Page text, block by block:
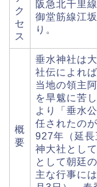
ク
セ
ス
阪急北千里
御堂筋線江
り。
概
要
垂水神社は
社伝によれ
当地の領主
を旱魃に苦
より「垂水
任されたの
927年（延長
神大社とし
として朝廷
主な行事に